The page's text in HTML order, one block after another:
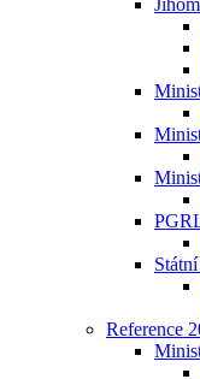
Reference